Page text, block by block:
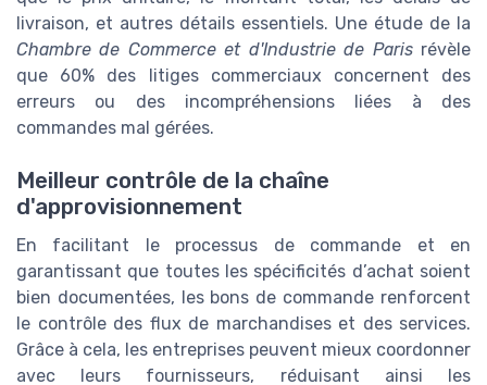
livraison, et autres détails essentiels. Une étude de la
Chambre de Commerce et d'Industrie de Parisrévèle
que 60% des litiges commerciaux concernent des
erreurs ou des incompréhensions liées à des
commandes mal gérées.
Meilleur contrôle de la chaîne
d'approvisionnement
En facilitant le processus de commande et en
garantissant que toutes les spécificités d’achat soient
bien documentées, les bons de commande renforcent
le contrôle des flux de marchandises et des services.
Grâce à cela, les entreprises peuvent mieux coordonner
avec leurs fournisseurs, réduisant ainsi les